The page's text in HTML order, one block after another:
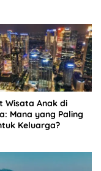
Wisata Anak di
Mana yang Paling
Keluarga?